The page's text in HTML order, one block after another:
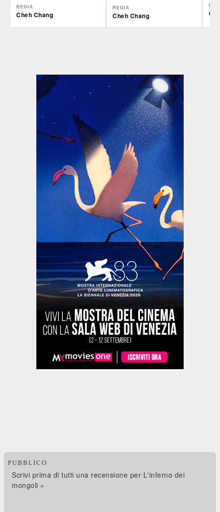
REGIA
Cheh Chang
REGIA
Cheh Chang
PUBBLICO
Scrivi prima di tutti una recensione per L'inferno dei
mongoli »